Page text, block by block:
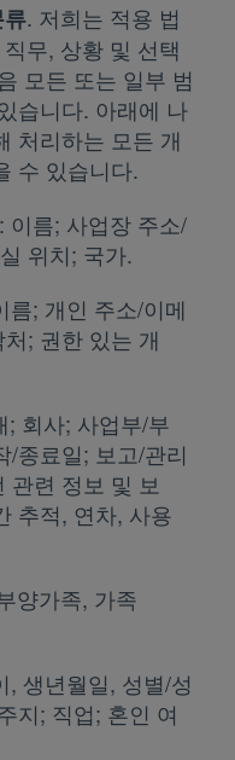
. 저희는 적용 법
무, 상황 및 선택
모든 또는 일부 범
습니다. 아래에 나
처리하는 모든 개
수 있습니다.
: 이름; 사업장 주소/
위치; 국가.
름; 개인 주소/이메
; 권한 있는 개
; 회사; 사업부/부
/종료일; 보고/관리
관련 정보 및 보
추적, 연차, 사용
양가족, 가족
, 생년월일, 성별/성
지; 직업; 혼인 여